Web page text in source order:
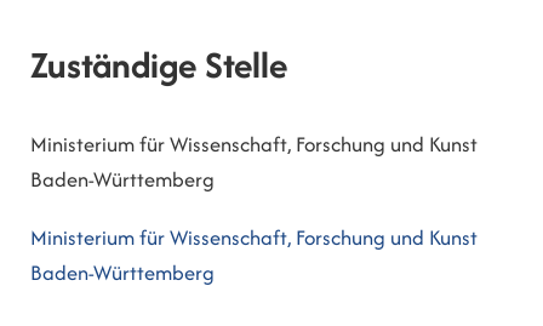
Zuständige Stelle
Ministerium für Wissenschaft, Forschung und Kunst
Baden-Württemberg
Ministerium für Wissenschaft, Forschung und Kunst
Baden-Württemberg